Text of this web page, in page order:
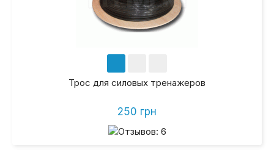
Трос для силовых тренажеров
250 грн